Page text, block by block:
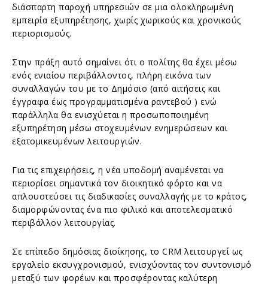
διάσπαρτη παροχή υπηρεσιών σε μια ολοκληρωμένη
εμπειρία εξυπηρέτησης, χωρίς χωρικούς και χρονικούς
περιορισμούς.
Στην πράξη αυτό σημαίνει ότι ο πολίτης θα έχει μέσω
ενός ενιαίου περιβάλλοντος, πλήρη εικόνα των
συναλλαγών του με το Δημόσιο (από αιτήσεις και
έγγραφα έως προγραμματισμένα ραντεβού ) ενώ
παράλληλα θα ενισχύεται η προσωποποιημένη
εξυπηρέτηση μέσω στοχευμένων ενημερώσεων και
εξατομικευμένων λειτουργιών.
Για τις επιχειρήσεις, η νέα υποδομή αναμένεται να
περιορίσει σημαντικά τον διοικητικό φόρτο και να
απλουστεύσει τις διαδικασίες συναλλαγής με το κράτος,
διαμορφώνοντας ένα πιο φιλικό και αποτελεσματικό
περιβάλλον λειτουργίας.
Σε επίπεδο δημόσιας διοίκησης, το CRM λειτουργεί ως
εργαλείο εκσυγχρονισμού, ενισχύοντας τον συντονισμό
μεταξύ των φορέων και προσφέροντας καλύτερη